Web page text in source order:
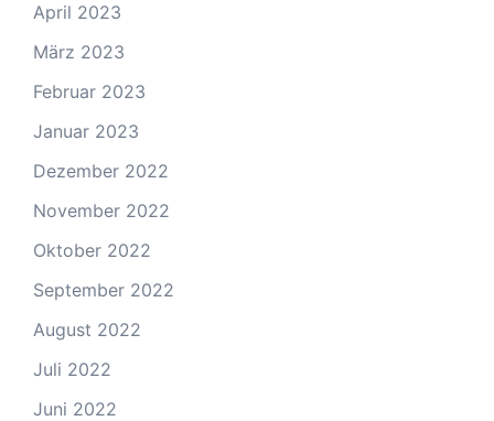
April 2023
März 2023
Februar 2023
Januar 2023
Dezember 2022
November 2022
Oktober 2022
September 2022
August 2022
Juli 2022
Juni 2022